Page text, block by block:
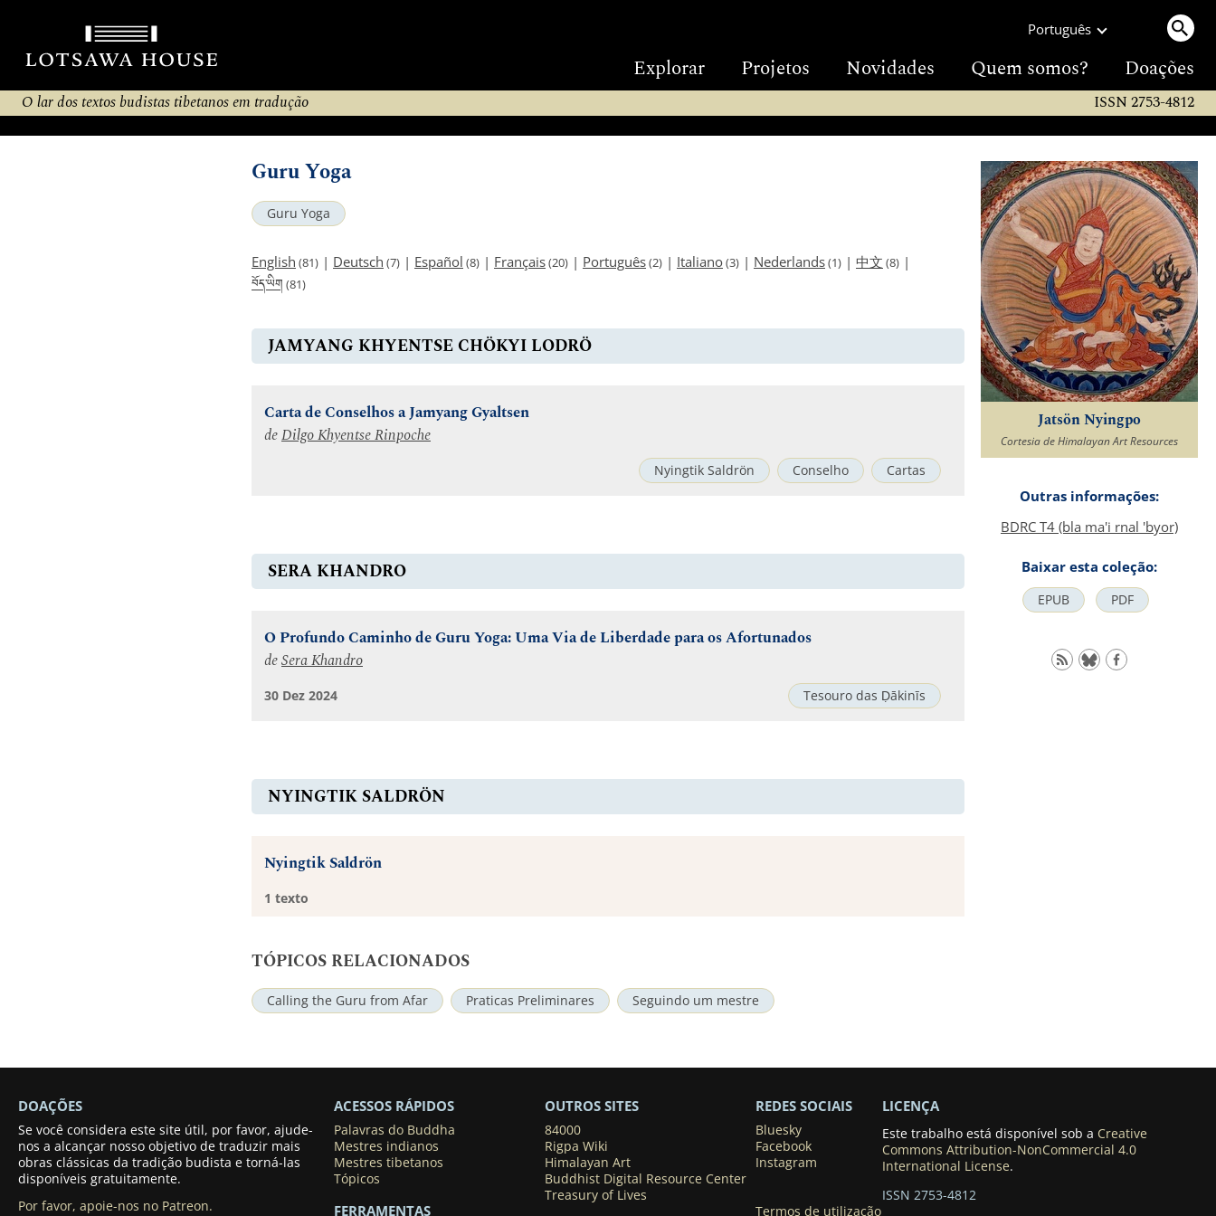
Português
Explorar Projetos Novidades Quem somos? Doações
O lar dos textos budistas tibetanos em tradução ISSN 2753-4812
Guru Yoga
Guru Yoga
English (81) | Deutsch (7) | Español (8) | Français(20) | Português(2) | Italiano(3) | Nederlands(1) | 中文 (8) |
བོད་ཡིག (81)
JAMYANG KHYENTSE CHÖKYI LODRÖ
Carta de Conselhos a Jamyang Gyaltsen
deDilgo Khyentse Rinpoche
Nyingtik Saldrön Conselho Cartas
SERA KHANDRO
O Profundo Caminho de Guru Yoga: Uma Via de Liberdade para os Afortunados
deSera Khandro
Tesouro das Ḍākinīs
30 Dez 2024
NYINGTIK SALDRÖN
Nyingtik Saldrön
1 texto
TÓPICOS RELACIONADOS
Calling the Guru from Afar Praticas Preliminares Seguindo um mestre
Jatsön Nyingpo
Cortesia de Himalayan Art Resources
Outras informações:
BDRC T4 (bla ma'i rnal 'byor)
Baixar esta coleção:
EPUB PDF
DOAÇÕES
Se você considera este site útil, por favor, ajude-
nos a alcançar nosso objetivo de traduzir mais
obras clássicas da tradição budista e torná-las
disponíveis gratuitamente.
Por favor, apoie-nos no Patreon.
ACESSOS RÁPIDOS
Palavras do Buddha
Mestres indianos
Mestres tibetanos
Tópicos
FERRAMENTAS
OUTROS SITES
84000
Rigpa Wiki
Himalayan Art
Buddhist Digital Resource Center
Treasury of Lives
REDES SOCIAIS
Bluesky
Facebook
Instagram
Termos de utilização
LICENÇA
Este trabalho está disponível sob a Creative
Commons Attribution-NonCommercial 4.0
International License.
ISSN 2753-4812